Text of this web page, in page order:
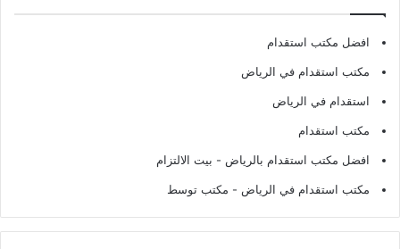
افضل مكتب استقدام
مكتب استقدام في الرياض
استقدام في الرياض
مكتب استقدام
افضل مكتب استقدام بالرياض - بيت الالتزام
مكتب استقدام في الرياض - مكتب توسط